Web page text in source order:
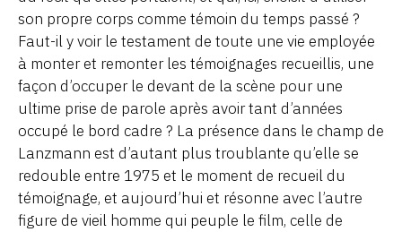
son propre corps comme témoin du temps passé ?
Faut-il y voir le testament de toute une vie employée
à monter et remonter les témoignages recueillis, une
façon d’occuper le devant de la scène pour une
ultime prise de parole après avoir tant d’années
occupé le bord cadre ? La présence dans le champ de
Lanzmann est d’autant plus troublante qu’elle se
redouble entre 1975 et le moment de recueil du
témoignage, et aujourd’hui et résonne avec l’autre
figure de vieil homme qui peuple le film, celle de